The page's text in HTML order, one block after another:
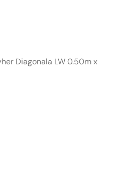
Diagonala LW 0.50m x